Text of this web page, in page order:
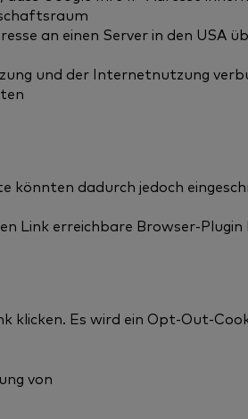
an einen Server in den USA
und der Internetnutzung
könnten dadurch jedoch
Link erreichbare Browser-
klicken. Es wird ein Opt-Out-
von